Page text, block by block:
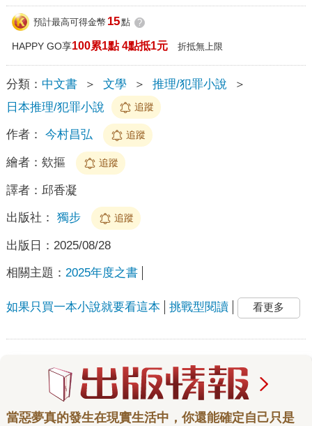
預計最高可得金幣 15點 ?
HAPPY GO享100累1點 4點抵1元 折抵無上限
分類： 中文書 ＞ 文學 ＞ 推理/犯罪小說
＞
日本推理/犯罪小說
追蹤
作者： 今村昌弘 追蹤
繪者： 欸摳 追蹤
譯者： 邱香凝
出版社： 獨步 追蹤
出版日： 2025/08/28
相關主題： 2025年度之書
如果只買一本小說就要看這本 挑戰型閱讀 看更多
當惡夢真的發生在現實生活中，你還能確定自己只是